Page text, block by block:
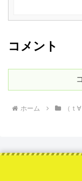
コメント
ホーム （ｔ